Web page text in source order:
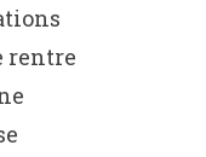
rentre